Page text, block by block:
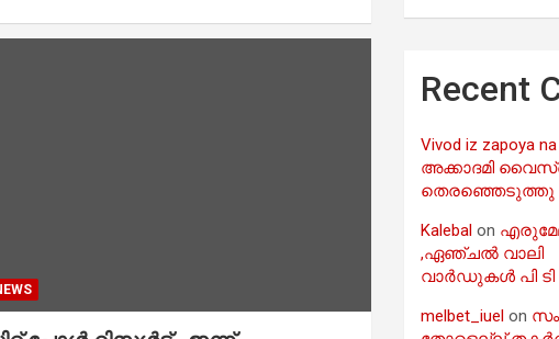
Recent
Vivod iz zapoya
അക്കാദമി
തെരഞ്ഞെടുത്തു
Kalebal on
,ഏഞ്ചൽ വാലി
വാർഡുകൾ പി ടി
melbet_iuel on